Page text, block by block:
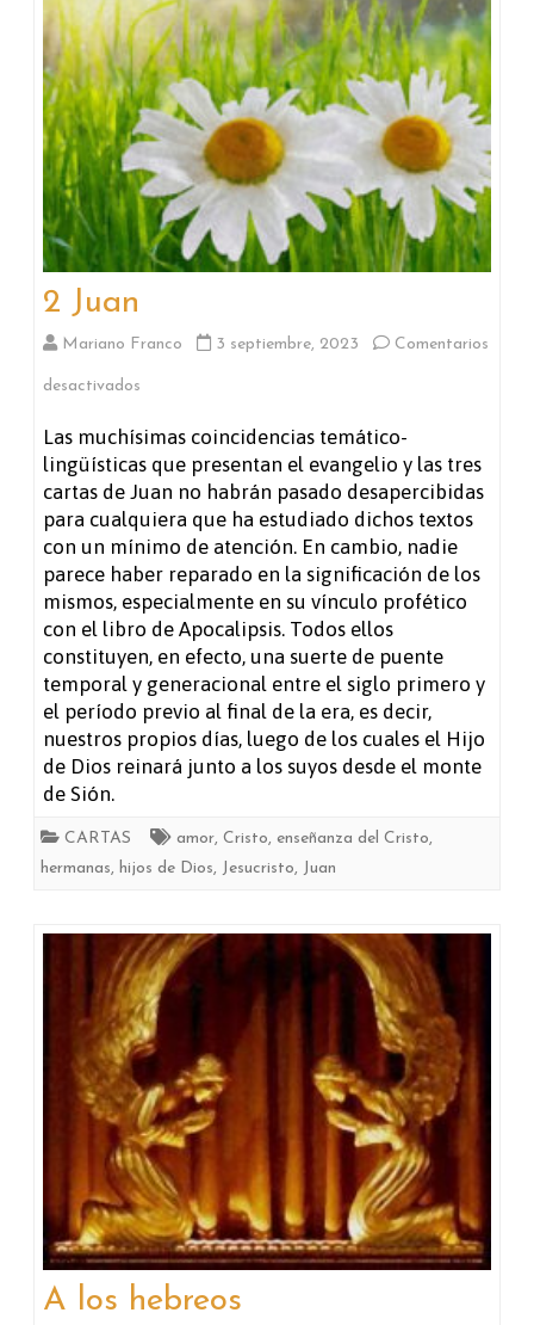
2 Juan
Mariano Franco 3 septiembre, 2023 Comentarios
desactivados
2
Juan
Las muchísimas coincidencias temático-
lingüísticas que presentan el evangelio y las tres
cartas de Juan no habrán pasado desapercibidas
para cualquiera que ha estudiado dichos textos
con un mínimo de atención. En cambio, nadie
parece haber reparado en la significación de los
mismos, especialmente en su vínculo profético
con el libro de Apocalipsis. Todos ellos
constituyen, en efecto, una suerte de puente
temporal y generacional entre el siglo primero y
el período previo al final de la era, es decir,
nuestros propios días, luego de los cuales el Hijo
de Dios reinará junto a los suyos desde el monte
de Sión.
CARTAS amor, Cristo, enseñanza del Cristo,
hermanas, hijos de Dios, Jesucristo, Juan
A los hebreos